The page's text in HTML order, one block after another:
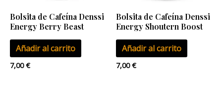
Bolsita de Cafeína Denssi
Energy Berry Beast
Añadir al carrito
7,00€
Bolsita de Cafeína Denssi
Energy Shoutern Boost
Añadir al carrito
7,00€